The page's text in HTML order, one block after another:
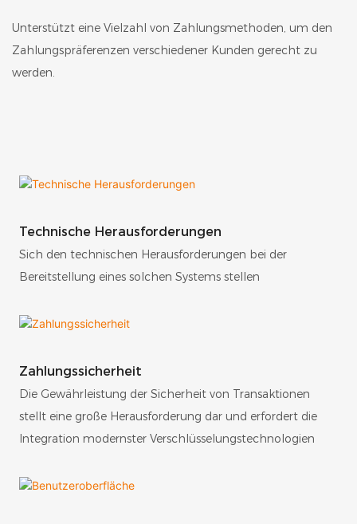
Unterstützt eine Vielzahl von Zahlungsmethoden, um den
Zahlungspräferenzen verschiedener Kunden gerecht zu
werden.
Technische Herausforderungen
Sich den technischen Herausforderungen bei der
Bereitstellung eines solchen Systems stellen
Zahlungssicherheit
Die Gewährleistung der Sicherheit von Transaktionen
stellt eine große Herausforderung dar und erfordert die
Integration modernster Verschlüsselungstechnologien